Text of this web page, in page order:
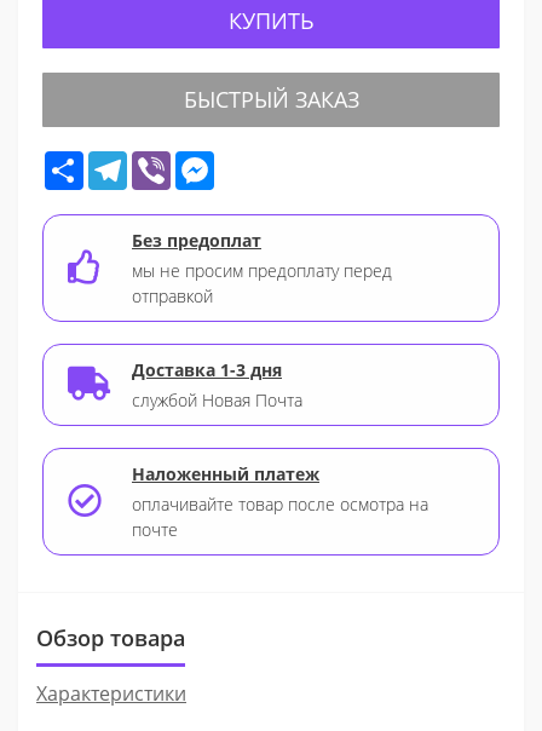
КУПИТЬ
БЫСТРЫЙ ЗАКАЗ
Share Telegram
Viber
Без предоплат
мы не просим предоплату перед
отправкой
Доставка 1-3 дня
службой Новая Почта
Наложенный платеж
оплачивайте товар после осмотра на
почте
Обзор товара
Характеристики